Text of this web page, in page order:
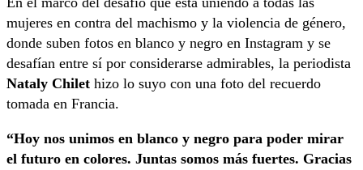
mujeres en contra del machismo y la violencia de género,
donde suben fotos en blanco y negro en Instagram y se
desafían entre sí por considerarse admirables, la periodista
Nataly Chilet hizo lo suyo con una foto del recuerdo
tomada en Francia.
“Hoy nos unimos en blanco y negro para poder mirar
el futuro en colores. Juntas somos más fuertes. Gracias